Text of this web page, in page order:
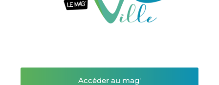
Accéder au mag'